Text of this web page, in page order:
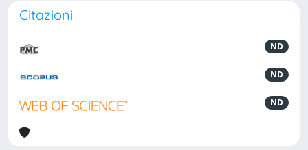
Citazioni
ND
ND
ND